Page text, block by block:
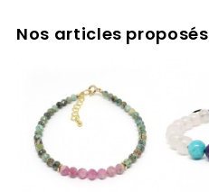
Nos articles proposés